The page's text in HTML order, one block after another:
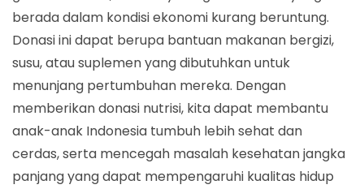
berada dalam kondisi ekonomi kurang beruntung.
Donasi ini dapat berupa bantuan makanan bergizi,
susu, atau suplemen yang dibutuhkan untuk
menunjang pertumbuhan mereka. Dengan
memberikan donasi nutrisi, kita dapat membantu
anak-anak Indonesia tumbuh lebih sehat dan
cerdas, serta mencegah masalah kesehatan jangka
panjang yang dapat mempengaruhi kualitas hidup